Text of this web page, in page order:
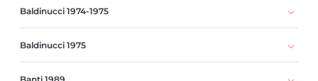
Baldinucci 1974-1975
Baldinucci 1975